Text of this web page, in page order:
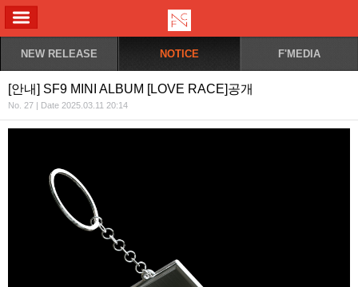
NEW RELEASE NOTICE F'MEDIA
[안내] SF9 MINI ALBUM [LOVE RACE]공개
No. 27 | Date 2025.03.11 20:14